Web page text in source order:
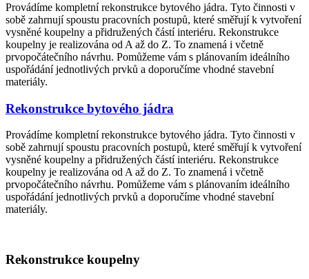
Provádíme kompletní rekonstrukce bytového jádra. Tyto činnosti v
sobě zahrnují spoustu pracovních postupů, které směřují k vytvoření
vysněné koupelny a přidružených částí interiéru. Rekonstrukce
koupelny je realizována od A až do Z. To znamená i včetně
prvopočátečního návrhu. Pomůžeme vám s plánovaním ideálního
uspořádání jednotlivých prvků a doporučíme vhodné stavební
materiály.
Rekonstrukce bytového jádra
Provádíme kompletní rekonstrukce bytového jádra. Tyto činnosti v
sobě zahrnují spoustu pracovních postupů, které směřují k vytvoření
vysněné koupelny a přidružených částí interiéru. Rekonstrukce
koupelny je realizována od A až do Z. To znamená i včetně
prvopočátečního návrhu. Pomůžeme vám s plánovaním ideálního
uspořádání jednotlivých prvků a doporučíme vhodné stavební
materiály.
Rekonstrukce koupelny